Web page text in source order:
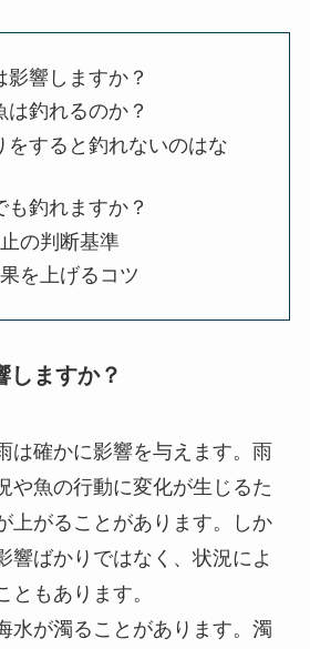
影響しますか？
は釣れるのか？
をすると釣れないのはな
も釣れますか？
の判断基準
を上げるコツ
しますか？
は確かに影響を与えます。雨
や魚の行動に変化が生じるた
上がることがあります。しか
響ばかりではなく、状況によ
ともあります。
水が濁ることがあります。濁